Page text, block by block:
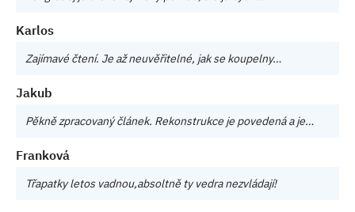
Karlos
Zajímavé čtení. Je až neuvěřitelné, jak se koupelny…
Jakub
Pěkně zpracovaný článek. Rekonstrukce je povedená a je…
Franková
Třapatky letos vadnou,absoltně ty vedra nezvládají!